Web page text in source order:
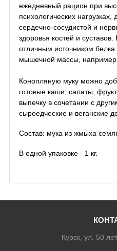
ежедневный рацион при
психологических
сердечно-сосудистой и
здоровья костей и
отличным источником
мышечной массы,
Конопляную муку можно
готовые каши, салаты,
выпечку в сочетании с
сыроедческие и веганские
Состав: мука из жмыха
В одной упаковке - 1 кг.
Курск, ул. 50